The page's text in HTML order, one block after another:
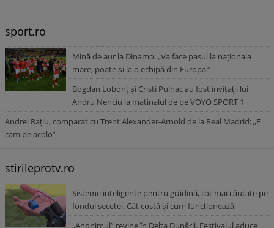
sport.ro
Mină de aur la Dinamo: „Va face pasul la naționala
mare, poate și la o echipă din Europa!”
Bogdan Lobonț și Cristi Pulhac au fost invitații lui
Andru Nenciu la matinalul de pe VOYO SPORT 1
Andrei Rațiu, comparat cu Trent Alexander-Arnold de la Real Madrid: „E
cam pe acolo”
stirileprotv.ro
Sisteme inteligente pentru grădină, tot mai căutate pe
fondul secetei. Cât costă și cum funcționează
„Anonimul” revine în Delta Dunării. Festivalul aduce